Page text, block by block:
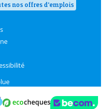
nos offres d'emplois